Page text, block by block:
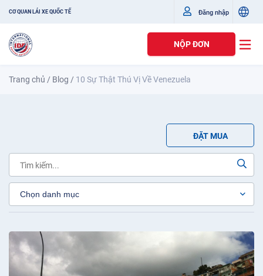
CƠ QUAN LÁI XE QUỐC TẾ Đăng nhập
NỘP ĐƠN
Trang chủ / Blog / 10 Sự Thật Thú Vị Về Venezuela
ĐẶT MUA